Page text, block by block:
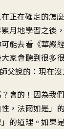
正在確定的怎
月地學習之後
能去看《華嚴
家會聽到很多
父說的：現在
會的！因為
，法爾如是」
的道理。如果